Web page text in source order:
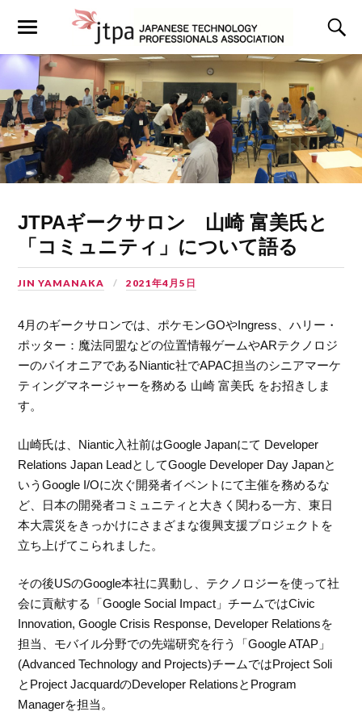
JTPAギークサロン 山崎 富美氏と
「コミュニティ」について語る
JIN YAMANAKA 2021年4月5日
4月のギークサロンでは、ポケモンGOやIngress、ハリー・
ポッター：魔法同盟などの位置情報ゲームやARテクノロジ
ーのパイオニアであるNiantic社でAPAC担当のシニアマーケ
ティングマネージャーを務める 山崎 富美氏 をお招きしま
す。
山崎氏は、Niantic入社前はGoogle Japanにて Developer
Relations Japan LeadとしてGoogle Developer Day Japanと
いうGoogle I/Oに次ぐ開発者イベントにて主催を務めるな
ど、日本の開発者コミュニティと大きく関わる一方、東日
本大震災をきっかけにさまざまな復興支援プロジェクトを
立ち上げてこられました。
その後USのGoogle本社に異動し、テクノロジーを使って社
会に貢献する「Google Social Impact」チームではCivic
Innovation, Google Crisis Response, Developer Relationsを
担当、モバイル分野での先端研究を行う「Google ATAP」
(Advanced Technology and Projects)チームではProject Soli
とProject JacquardのDeveloper RelationsとProgram
Managerを担当。